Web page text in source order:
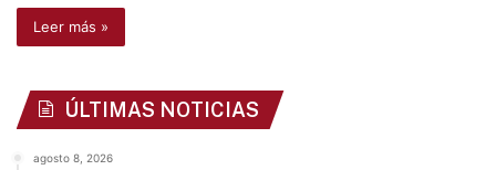
Leer más »
ÚLTIMAS NOTICIAS
agosto 8, 2026